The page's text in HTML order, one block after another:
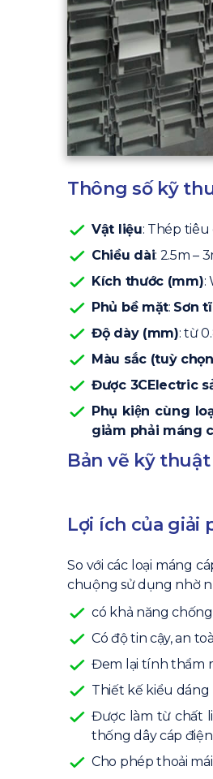
Thông số kỹ
Vật liệu: Thép
Chiều dài: 2.5m –
Kích thước (mm):
Phủ bề mặt: Sơn
Độ dày (mm): từ
Màu sắc (tuỳ
Được 3CElectric
Phụ kiện cùng
giảm phải máng
Bản vẽ kỹ
Lợi ích của giải
So với các loại máng
chuộng sử dụng nhờ
có khả năng
Có độ tin cậy, an
Đem lại tính thẩm
Thiết kế kiểu
Được làm từ chất
thống dây cáp điện
Cho phép thoải